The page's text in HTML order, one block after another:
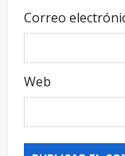
Correo
Web